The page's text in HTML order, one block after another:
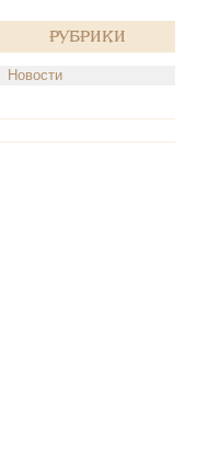
Рубрики
Новости